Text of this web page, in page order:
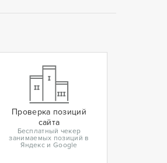
Проверка позиций
сайта
Бесплатный чекер
занимаемых позиций в
Яндекс и Google